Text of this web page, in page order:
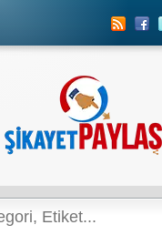
for: